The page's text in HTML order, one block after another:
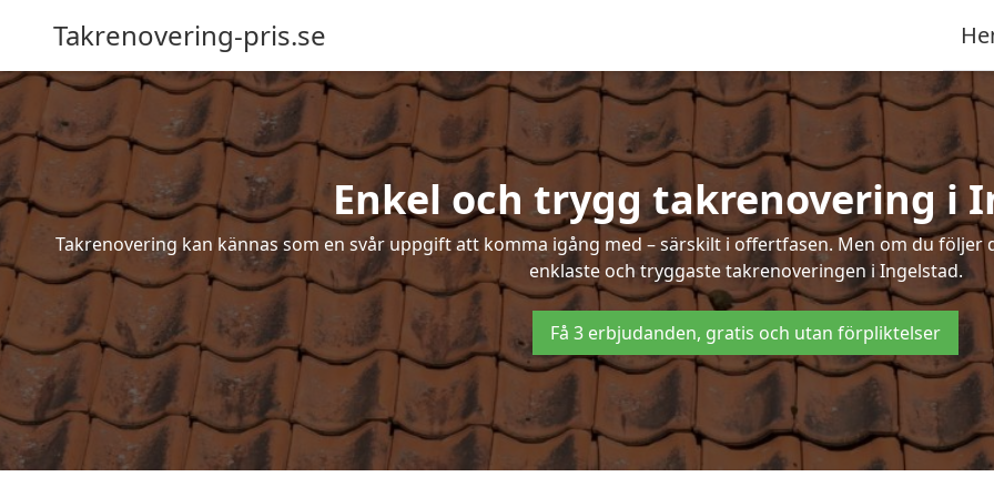
Takrenovering-pris.se
Enkel och trygg takrenovering i
Takrenovering kan kännas som en svår uppgift att komma igång med – särskilt i offertfasen. Men om du
enklaste och tryggaste takrenoveringen i Ingelstad.
Få 3 erbjudanden, gratis och utan förpliktelser